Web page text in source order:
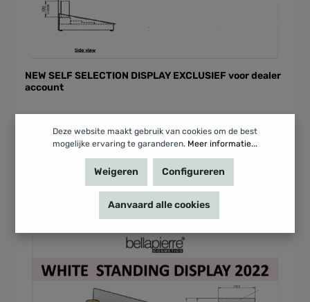
NEW SELF SELECTION DISPLAY EXCLUSIEF voor dealer
account
€ 0,00
In het winkelmandje
Deze website maakt gebruik van cookies om de best
mogelijke ervaring te garanderen. Meer informatie...
Weigeren Configureren
Aanvaard alle cookies